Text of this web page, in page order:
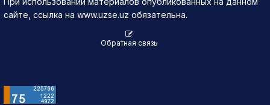
сайте, ссылка на www.uzse.uz обязательна.
Обратная связь